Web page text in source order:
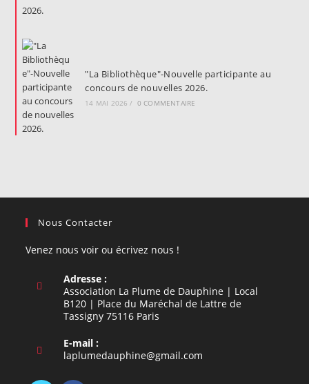
"La Bibliothèque"-Nouvelle participante au
concours de nouvelles 2026.
14 MAI 2026 / 0 COMMENTAIRE
Nous Contacter
Venez nous voir ou écrivez nous !
Adresse :
Association La Plume de Dauphine | Local
B120 | Place du Maréchal de Lattre de
Tassigny 75116 Paris
E-mail :
laplumedauphine@gmail.com